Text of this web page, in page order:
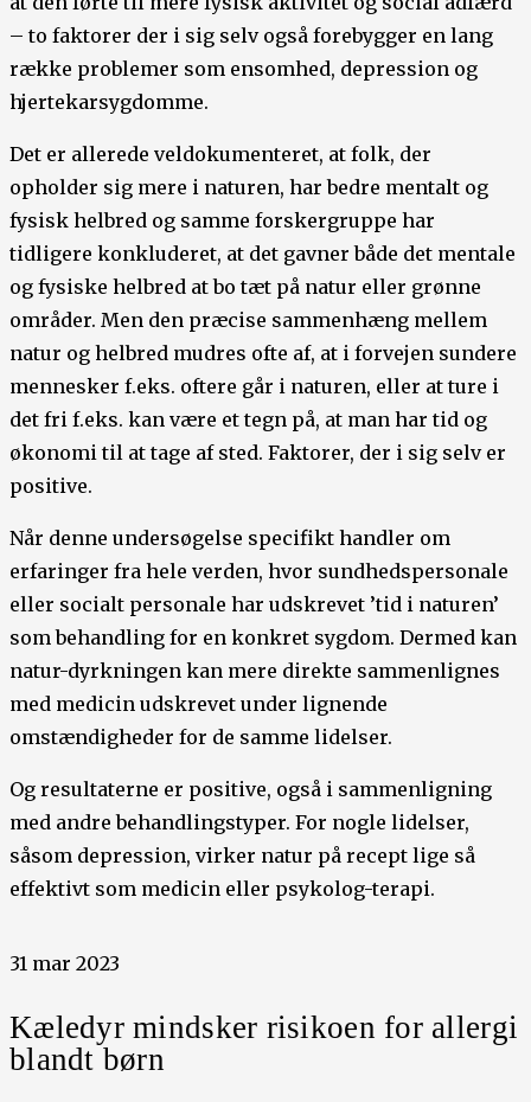
– to faktorer der i sig selv også forebygger en lang
række problemer som ensomhed, depression og
hjertekarsygdomme.
Det er allerede veldokumenteret, at folk, der
opholder sig mere i naturen, har bedre mentalt og
fysisk helbred og samme forskergruppe har
tidligere konkluderet, at det gavner både det mentale
og fysiske helbred at bo tæt på natur eller grønne
områder. Men den præcise sammenhæng mellem
natur og helbred mudres ofte af, at i forvejen sundere
mennesker f.eks. oftere går i naturen, eller at ture i
det fri f.eks. kan være et tegn på, at man har tid og
økonomi til at tage af sted. Faktorer, der i sig selv er
positive.
Når denne undersøgelse specifikt handler om
erfaringer fra hele verden, hvor sundhedspersonale
eller socialt personale har udskrevet ’tid i naturen’
som behandling for en konkret sygdom. Dermed kan
natur-dyrkningen kan mere direkte sammenlignes
med medicin udskrevet under lignende
omstændigheder for de samme lidelser.
Og resultaterne er positive, også i sammenligning
med andre behandlingstyper. For nogle lidelser,
såsom depression, virker natur på recept lige så
effektivt som medicin eller psykolog-terapi.
31 mar 2023
Kæledyr mindsker risikoen for allergi
blandt børn